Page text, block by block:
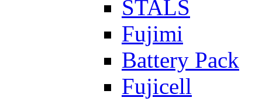
STALS
Fujimi
Battery Pack
Fujicell